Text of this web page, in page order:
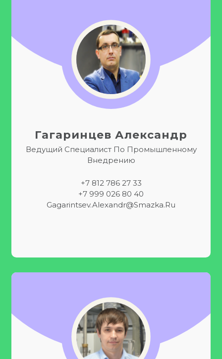
Гагаринцев Александр
Ведущий Специалист По Промышленному
Внедрению
+7 812 786 27 33
+7 999 026 80 40
Gagarintsev.alexandr@smazka.ru